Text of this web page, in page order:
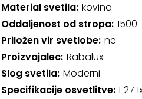
Material svetila kovina
Oddaljenost od stropa 1500
Priložen vir svetlobe ne
Proizvajalec Rabalux
Slog svetila Moderni
Specifikacije osvetlitve E27